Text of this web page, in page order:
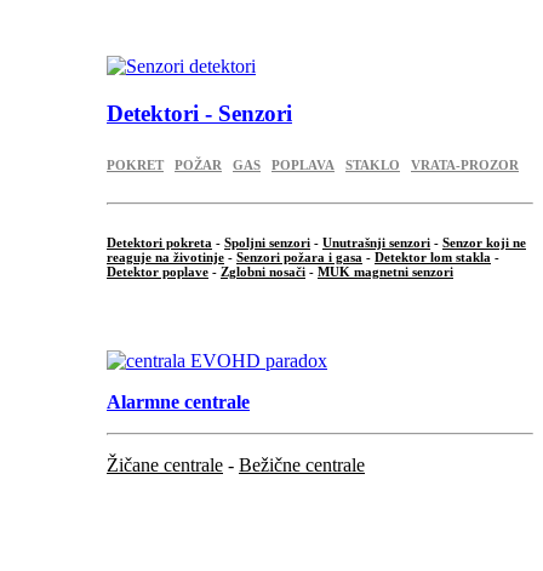
Detektori - Senzori
POKRET POŽAR GAS POPLAVA STAKLO VRATA-PROZOR
Detektori pokreta - Spoljni senzori - Unutrašnji senzori - Senzor koji ne
reaguje na životinje - Senzori požara i gasa - Detektor lom stakla -
Detektor poplave - Zglobni nosači - MUK magnetni senzori
Alarmne centrale
Žičane centrale - Bežične centrale